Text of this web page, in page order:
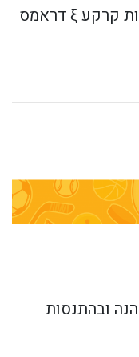
היפ- הופ ξ ברייקדאנס ξ התעמלות קרקע ξ דראמס
ובהתנסות